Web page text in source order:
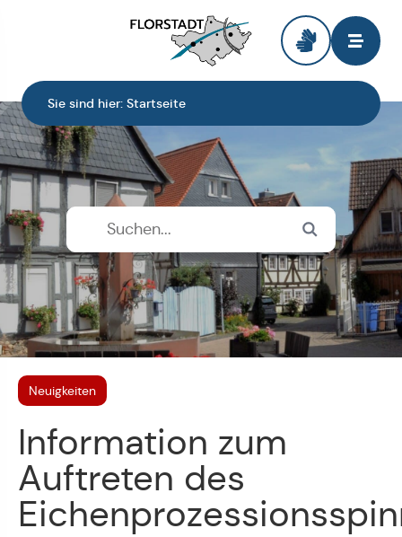
Sie sind hier: Startseite
Neuigkeiten
Information zum
Auftreten des